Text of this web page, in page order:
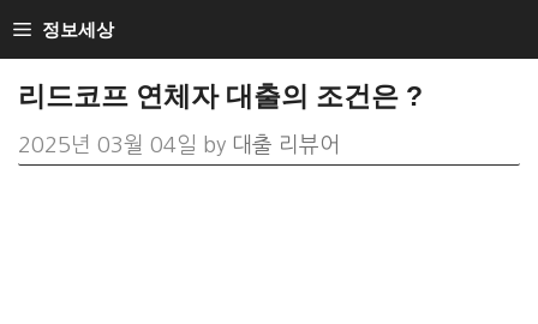
Skip
to
content
정보세상
리드코프 연체자 대출의 조건은 ?
2025년 03월 04일 by 대출 리뷰어